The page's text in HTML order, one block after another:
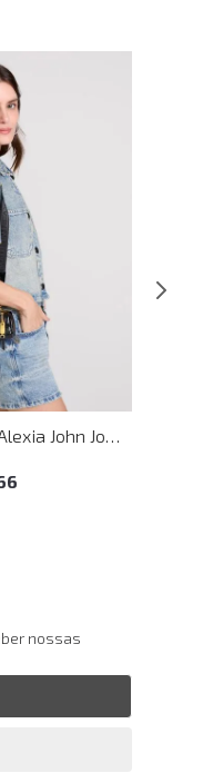
Shoulder Bag Alexia John John Feminina
nossas